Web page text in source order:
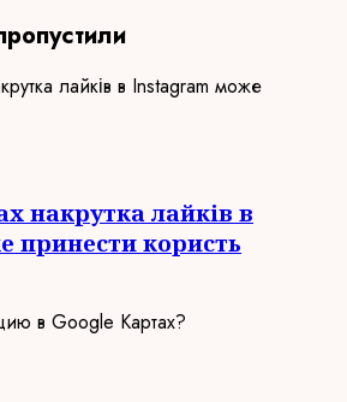
накрутка лайків в
принести користь